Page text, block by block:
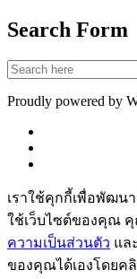
Search Form
Proudly powered by
เราใช้คุกกี้เพื่อพัฒน
ใช้เว็บไซต์ของคุณ
ความเป็นส่วนตัว แล
ของคุณได้เองโดยค